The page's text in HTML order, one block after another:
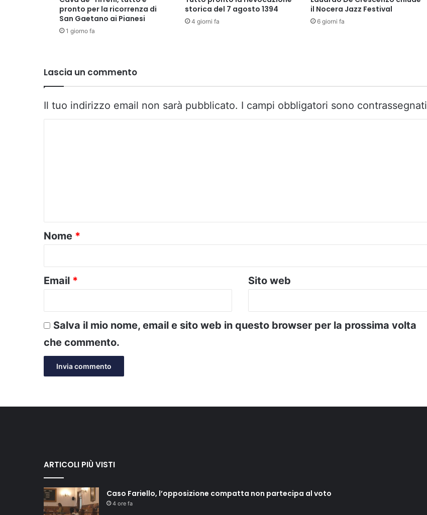
pronto per la ricorrenza di
San Gaetano ai Pianesi
1 giorno fa
storica del 7 agosto 1394
4 giorni fa
il Nocera Jazz Festival
6 giorni fa
Lascia un commento
Il tuo indirizzo email non sarà pubblicato. I campi obbligatori sono contrassegnati
o
*
Nome *
Email * Sito web
Salva il mio nome, email e sito web in questo browser per la prossima volta
che commento.
ARTICOLI PIÙ VISTI
Caso Fariello, l’opposizione compatta non partecipa al voto
4 ore fa